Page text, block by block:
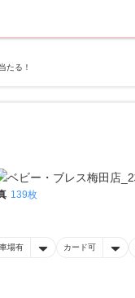
たる！
139枚
場有 カード可